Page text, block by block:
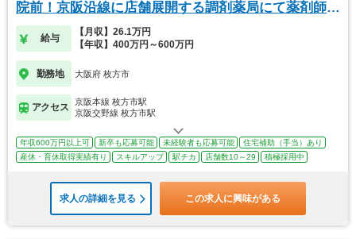
院前！京阪沿線に店舗展開する調剤薬局にて薬剤師募
集
給与
【月収】26.1万円
【年収】400万円～600万円
勤務地 大阪府 枚方市
アクセス
京阪本線 枚方市駅
京阪交野線 枚方市駅
年収600万円以上可 新卒も応募可能 未経験者も応募可能
住宅補助（手当）あり
産休・育休取得実績有り
スキルアップ 駅チカ 店舗数10～29 積極採用中
求人の詳細を見る この求人に興味がある